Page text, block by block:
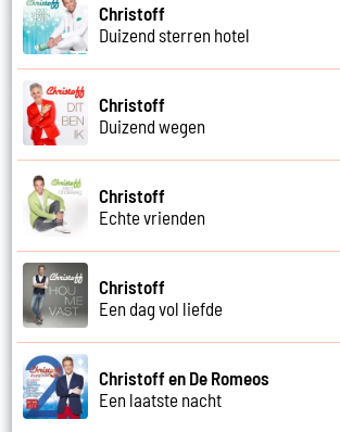
Christoff
Duizend sterren hotel
Christoff
Duizend wegen
Christoff
Echte vrienden
Christoff
Een dag vol liefde
Christoff en De Romeos
Een laatste nacht